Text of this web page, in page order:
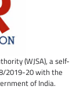
(WJSA), a self-
2019-20 with the
of India.